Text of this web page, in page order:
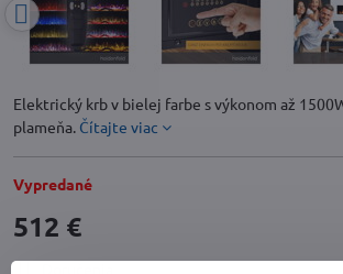
Elektrický krb v bielej farbe s výkonom až
plameňa. Čítajte viac
Vypredané
512 €